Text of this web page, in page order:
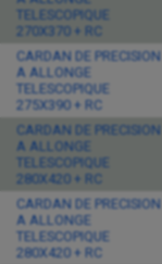
TELESCOPIQUE
270X370 + RC
CARDAN DE PRECISION
A ALLONGE
TELESCOPIQUE
275X390 + RC
CARDAN DE PRECISION
A ALLONGE
TELESCOPIQUE
280X420 + RC
CARDAN DE PRECISION
A ALLONGE
TELESCOPIQUE
280X420 + RC